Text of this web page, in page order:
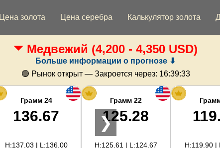
Цена золота Цена серебра Калькулятор золота
Медвежий (4,200 - 4,350 USD)
Больше информации о прогнозе ⬇
🟢 Рынок открыт — Закроется через: 16:39:32
Грамм 24
136.67
H:137.03 | L:136.00
Грамм 22
125.28
H:125.61 | L:124.67 H:119.90 |
❯